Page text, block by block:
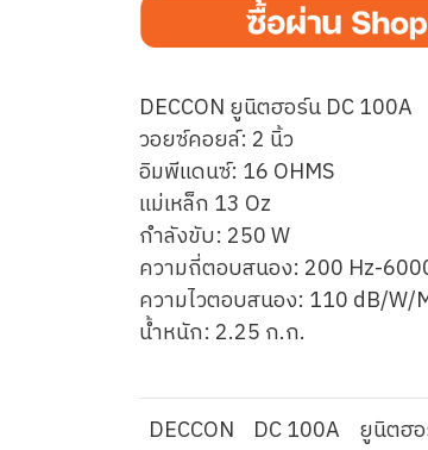
DECCON ยูนิตฮอร์น DC 100A
วอยซ์คอยล์: 2 นิ้ว
อิมพีแดนซ์: 16 OHMS
แม่เหล็ก 13 Oz
กำลังขับ: 250 W
ความถี่ตอบสนอง: 200 Hz-
ความไวตอบสนอง: 110 dB/W/
น้ำหนัก: 2.25 ก.ก.
DECCON DC 100A ยูนิตฮ